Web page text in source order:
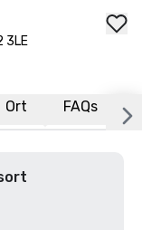
3LE
Ort FAQs